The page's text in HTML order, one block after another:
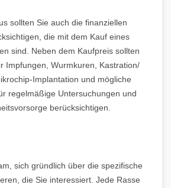
sollten Sie auch die finanziellen
die mit dem Kauf eines
sind. Neben dem Kaufpreis sollten
Impfungen, Wurmkuren, Kastration/
Implantation und mögliche
regelmäßige Untersuchungen und
berücksichtigen.
sich gründlich über die spezifische
die Sie interessiert. Jede Rasse